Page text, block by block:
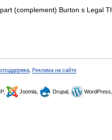
(complement) Burton s Legal
Реклама на сайте
Joomla, Drupal,